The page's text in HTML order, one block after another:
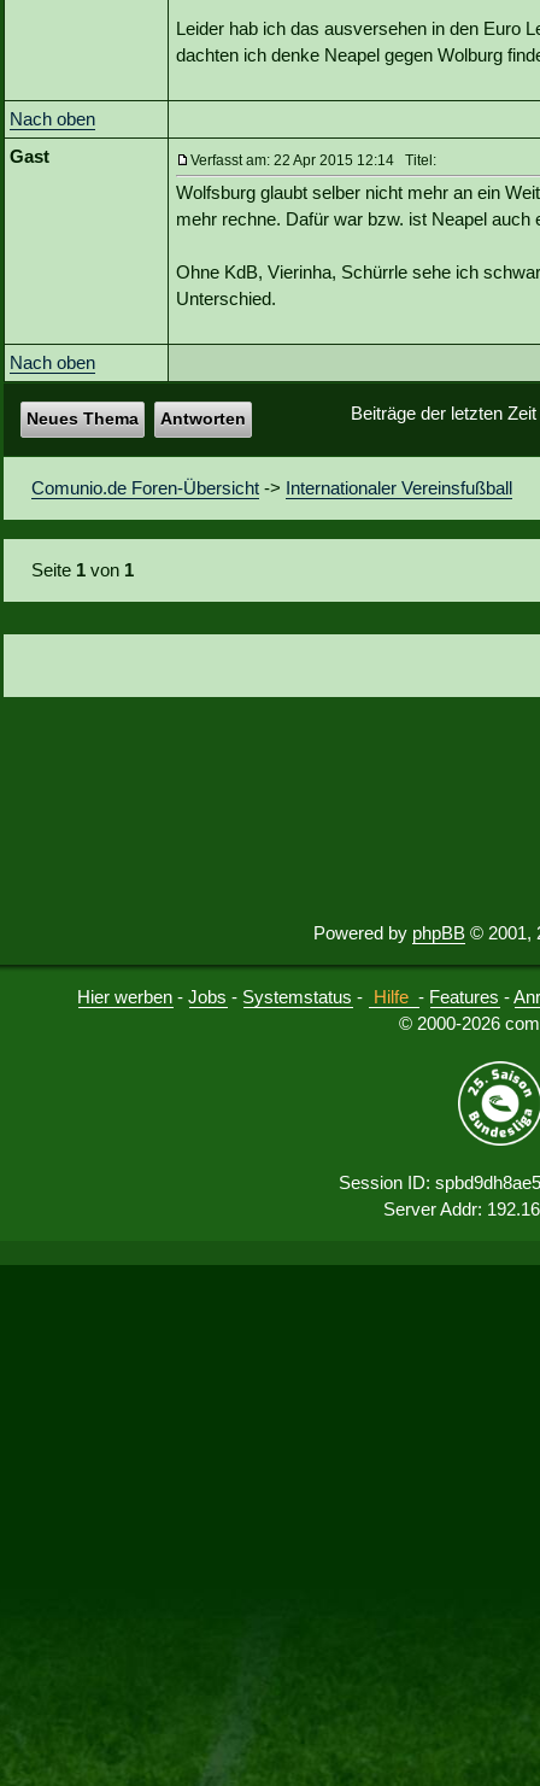
Leider hab ich das ausversehen in den Euro
dachten ich denke Neapel gegen Wolburg
Nach oben
Gast
Verfasst am: 22 Apr 2015 12:14 Titel:
Wolfsburg glaubt selber nicht mehr an ein
mehr rechne. Dafür war bzw. ist Neapel
Ohne KdB, Vierinha, Schürrle sehe ich
Unterschied.
Nach oben
Beiträge der letzten
Neues Thema Antworten
Comunio.de Foren-Übersicht -> Internationaler Vereinsfußball
Seite 1 von 1
Powered by phpBB © 2001,
Hier werben -Jobs - Systemstatus - Hilfe - Features -
© 2000-2026
Session ID:
Server Addr: